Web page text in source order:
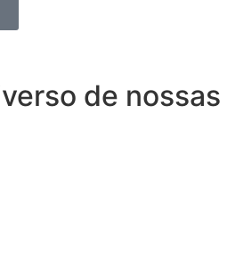
de nossas